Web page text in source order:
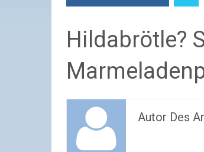
Hildabrötle?
Autor Des